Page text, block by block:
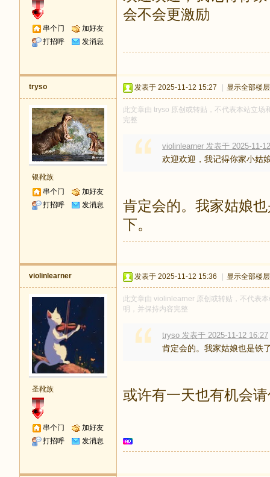
串个门
加好友
打招呼
发消息
会不会更激励
tryso
银靴族
串个门
加好友
打招呼
发消息
发表于 2025-11-12 15:27 显示全部楼层
此文章由 tryso 原创或转贴，不代表本站立
完整
violinlearner 发表于 2025-11-
欢迎欢迎，我记得你家小姑
肯定会的。我家姑娘
下。
violinlearner
圣靴族
串个门
加好友
打招呼
发消息
发表于 2025-11-12 15:36 显示全部楼层
此文章由 violinlearner 原创或转贴，不代表
明，并保持内容完整
tryso 发表于 2025-11-12 16:27
肯定会的。我家姑娘也是铁
或许有一天也有机会